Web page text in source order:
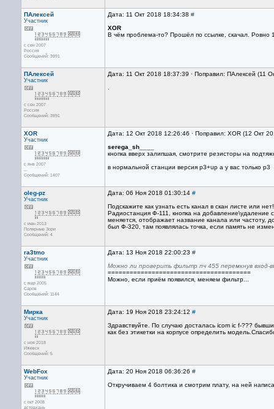
ПАлексей
Участник
с сен 2007
Россия
Сообщений: 3991
Дата: 11 Окт 2018 18:34:38 #
XOR
В чём проблема-то? Прошёл по ссылке, скачал. Ровно
ПАлексей
Участник
с сен 2007
Россия
Сообщений: 3991
Дата: 11 Окт 2018 18:37:39 · Поправил: ПАлексей (11
XOR
Участник
с янв 2007
...
Сообщений: 1407
Дата: 12 Окт 2018 12:26:46 · Поправил: XOR (12 Окт
serega_sh____
кнопка вверх залипшая, смотрите резисторы на
в нормальной станции версия p3+up а у вас только р3
oleg-pz
Участник
с июн 2013
Полярные Зори
Сообщений: 4
Дата: 06 Ноя 2018 01:30:14 #
Подскажите как узнать есть канал в скан листе или
Радиостанция Ф-111, кнопка на
меняется, отображает название канала или частоту,
был Ф-320, там появлялась точка, если память не
ra3tmo
Участник
с мар 2005
Саров
Сообщений: 1144
Дата: 13 Ноя 2018 22:00:23 #
Можно ли проверить фильтр пч 455 перемкнув вход-
=======================================
Можно, если приём появился, меняем фильтр...
Мирка
Участник
с ноя 2018
Ижевск
Сообщений: 5
Дата: 19 Ноя 2018 23:24:12 #
Здравствуйте. По случаю досталась icom ic f-???
как без этикетки на корпусе определить
WebFox
Участник
с окт 2008
астрахань
Дата: 20 Ноя 2018 06:36:26 #
Откручиваем 4 болтика и смотрим плату, на ней